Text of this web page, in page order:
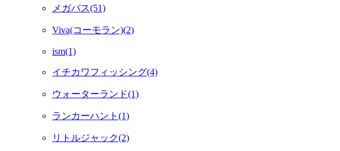
メガバス(51)
Viva(コーモラン)(2)
ism(1)
イチカワフィッシング(4)
ウォーターランド(1)
ランカーハント(1)
リトルジャック(2)